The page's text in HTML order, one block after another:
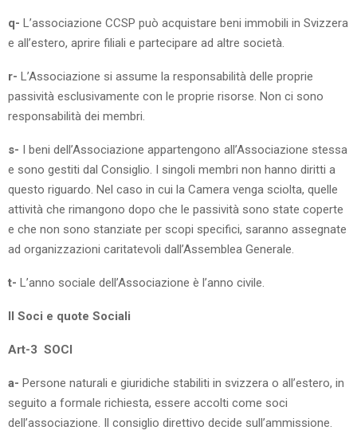
q- L’associazione CCSP può acquistare beni immobili in Svizzera
e all’estero, aprire filiali e partecipare ad altre società.
r- L’Associazione si assume la responsabilità delle proprie
passività esclusivamente con le proprie risorse. Non ci sono
responsabilità dei membri.
s- I beni dell’Associazione appartengono all’Associazione stessa
e sono gestiti dal Consiglio. I singoli membri non hanno diritti a
questo riguardo. Nel caso in cui la Camera venga sciolta, quelle
attività che rimangono dopo che le passività sono state coperte
e che non sono stanziate per scopi specifici, saranno assegnate
ad organizzazioni caritatevoli dall’Assemblea Generale.
t- L’anno sociale dell’Associazione è l’anno civile.
II Soci e quote Sociali
Art-3 SOCI
a- Persone naturali e giuridiche stabiliti in svizzera o all’estero, in
seguito a formale richiesta, essere accolti come soci
dell’associazione. Il consiglio direttivo decide sull’ammissione.